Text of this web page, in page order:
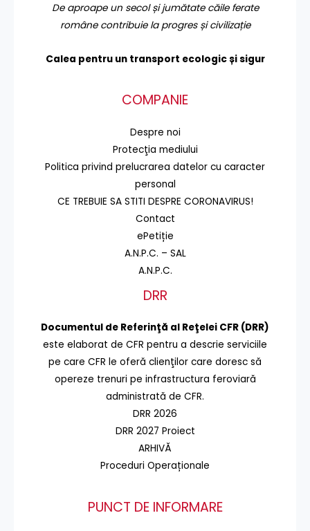
De aproape un secol și jumătate căile ferate
române contribuie la progres și civilizație
Calea pentru un transport ecologic și sigur
COMPANIE
Despre noi
Protecţia mediului
Politica privind prelucrarea datelor cu caracter
personal
CE TREBUIE SA STITI DESPRE CORONAVIRUS!
Contact
ePetiție
A.N.P.C. – SAL
A.N.P.C.
DRR
Documentul de Referinţă al Reţelei CFR (DRR)
este elaborat de CFR pentru a descrie serviciile
pe care CFR le oferă clienţilor care doresc să
opereze trenuri pe infrastructura feroviară
administrată de CFR.
DRR 2026
DRR 2027 Proiect
ARHIVĂ
Proceduri Operaționale
PUNCT DE INFORMARE